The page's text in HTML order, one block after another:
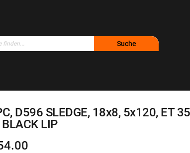
Suche
D596 SLEDGE, 18x8, 5x120, ET
BLACK LIP